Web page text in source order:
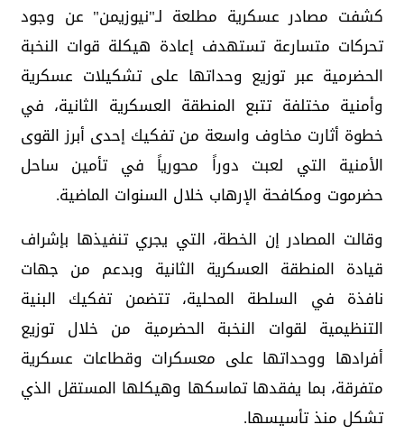
كشفت مصادر عسكرية مطلعة لـ"نيوزيمن" عن وجود
تحركات متسارعة تستهدف إعادة هيكلة قوات النخبة
الحضرمية عبر توزيع وحداتها على تشكيلات عسكرية
وأمنية مختلفة تتبع المنطقة العسكرية الثانية، في
خطوة أثارت مخاوف واسعة من تفكيك إحدى أبرز القوى
الأمنية التي لعبت دوراً محورياً في تأمين ساحل
حضرموت ومكافحة الإرهاب خلال السنوات الماضية.
وقالت المصادر إن الخطة، التي يجري تنفيذها بإشراف
قيادة المنطقة العسكرية الثانية وبدعم من جهات
نافذة في السلطة المحلية، تتضمن تفكيك البنية
التنظيمية لقوات النخبة الحضرمية من خلال توزيع
أفرادها ووحداتها على معسكرات وقطاعات عسكرية
متفرقة، بما يفقدها تماسكها وهيكلها المستقل الذي
تشكل منذ تأسيسها.